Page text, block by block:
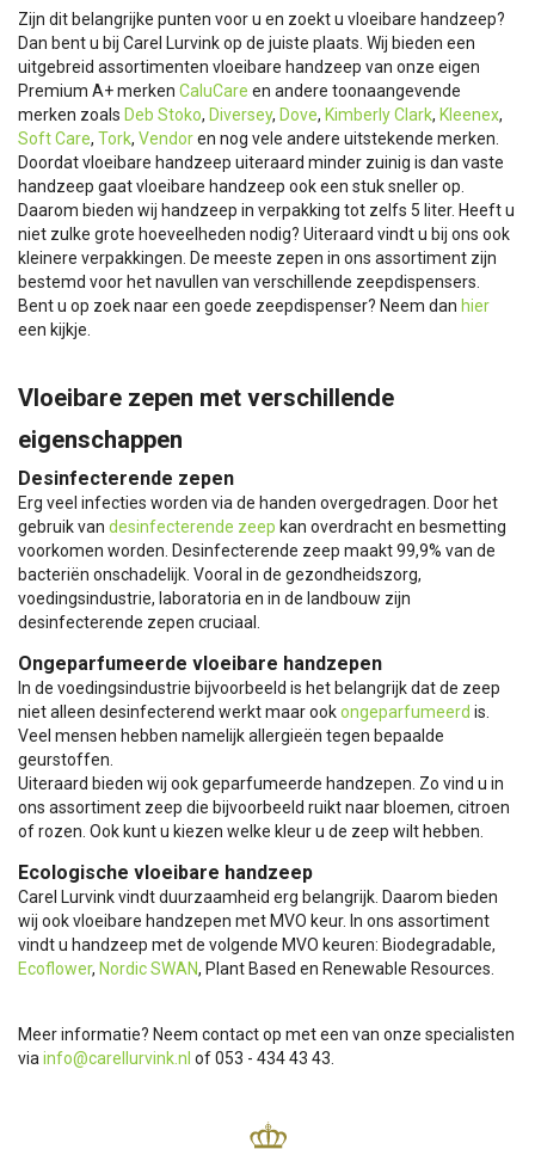
Zijn dit belangrijke punten voor u en zoekt u vloeibare handzeep?
Dan bent u bij Carel Lurvink op de juiste plaats. Wij bieden een
uitgebreid assortimenten vloeibare handzeep van onze eigen
Premium A+ merken CaluCare en andere toonaangevende
merken zoals Deb Stoko, Diversey, Dove, Kimberly Clark, Kleenex,
Soft Care, Tork, Vendoren nog vele andere uitstekende merken.
Doordat vloeibare handzeep uiteraard minder zuinig is dan vaste
handzeep gaat vloeibare handzeep ook een stuk sneller op.
Daarom bieden wij handzeep in verpakking tot zelfs 5 liter. Heeft u
niet zulke grote hoeveelheden nodig? Uiteraard vindt u bij ons ook
kleinere verpakkingen. De meeste zepen in ons assortiment zijn
bestemd voor het navullen van verschillende zeepdispensers.
Bent u op zoek naar een goede zeepdispenser? Neem dan hier
een kijkje.
Vloeibare zepen met verschillende
eigenschappen
Desinfecterende zepen
Erg veel infecties worden via de handen overgedragen. Door het
gebruik van desinfecterende zeep kan overdracht en besmetting
voorkomen worden. Desinfecterende zeep maakt 99,9% van de
bacteriën onschadelijk. Vooral in de gezondheidszorg,
voedingsindustrie, laboratoria en in de landbouw zijn
desinfecterende zepen cruciaal.
Ongeparfumeerde vloeibare handzepen
In de voedingsindustrie bijvoorbeeld is het belangrijk dat de zeep
niet alleen desinfecterend werkt maar ookongeparfumeerd is.
Veel mensen hebben namelijk allergieën tegen bepaalde
geurstoffen.
Uiteraard bieden wij ook geparfumeerde handzepen. Zo vind u in
ons assortiment zeep die bijvoorbeeld ruikt naar bloemen, citroen
of rozen. Ook kunt u kiezen welke kleur u de zeep wilt hebben.
Ecologische vloeibare handzeep
Carel Lurvink vindt duurzaamheid erg belangrijk. Daarom bieden
wij ook vloeibare handzepen met MVO keur. In ons assortiment
vindt u handzeep met de volgende MVO keuren: Biodegradable,
Ecoflower, Nordic SWAN, Plant Based en Renewable Resources.
Meer informatie? Neem contact op met een van onze specialisten
via info@carellurvink.nl of 053 - 434 43 43.